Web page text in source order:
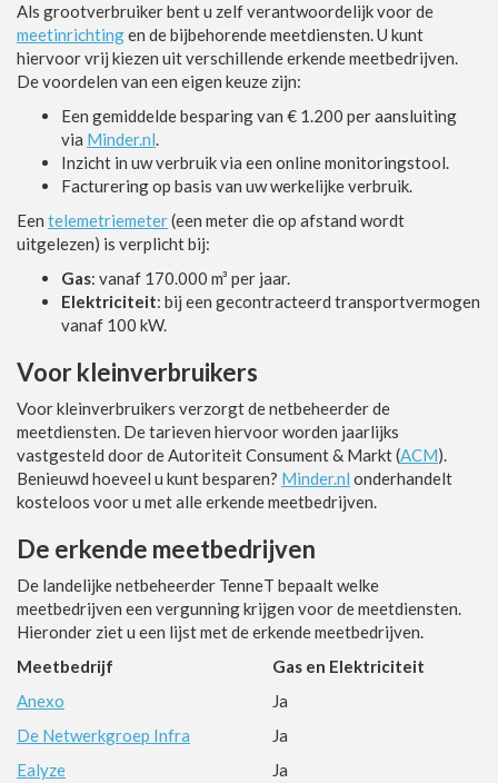
Als grootverbruiker bent u zelf verantwoordelijk voor de
meetinrichtingen de bijbehorende meetdiensten. U kunt
hiervoor vrij kiezen uit verschillende erkende meetbedrijven.
De voordelen van een eigen keuze zijn:
Een gemiddelde besparing van € 1.200 per aansluiting
via Minder.nl.
Inzicht in uw verbruik via een online monitoringstool.
Facturering op basis van uw werkelijke verbruik.
Een telemetriemeter(een meter die op afstand wordt
uitgelezen) is verplicht bij:
Gas: vanaf 170.000 m³ per jaar.
Elektriciteit: bij een gecontracteerd transportvermogen
vanaf 100 kW.
Voor kleinverbruikers
Voor kleinverbruikers verzorgt de netbeheerder de
meetdiensten. De tarieven hiervoor worden jaarlijks
vastgesteld door de Autoriteit Consument & Markt (ACM).
Benieuwd hoeveel u kunt besparen? Minder.nl onderhandelt
kosteloos voor u met alle erkende meetbedrijven.
De erkende meetbedrijven
De landelijke netbeheerder TenneT bepaalt welke
meetbedrijven een vergunning krijgen voor de meetdiensten.
Hieronder ziet u een lijst met de erkende meetbedrijven.
Meetbedrijf
Gas en Elektriciteit
Anexo
Ja
De Netwerkgroep Infra
Ja
Ealyze
Ja